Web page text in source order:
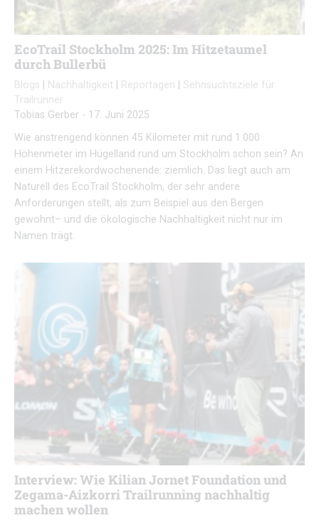
EcoTrail Stockholm 2025: Im Hitzetaumel
durch Bullerbü
Blogs Nachhaltigkeit Reportagen
Sehnsuchtsziele für
Trailrunner
Tobias Gerber - 17. Juni 2025
Wie anstrengend können 45 Kilometer mit rund 1.000
Höhenmeter im Hügelland rund um Stockholm schon sein? An
einem Hitzerekordwochenende: ziemlich. Das liegt auch am
Naturell des EcoTrail Stockholm, der sehr andere
Anforderungen stellt, als zum Beispiel aus den Bergen
gewohnt– und die ökologische Nachhaltigkeit nicht nur im
Namen trägt.
Interview: Wie Kilian Jornet Foundation und
Zegama-Aizkorri Trailrunning nachhaltig
machen wollen